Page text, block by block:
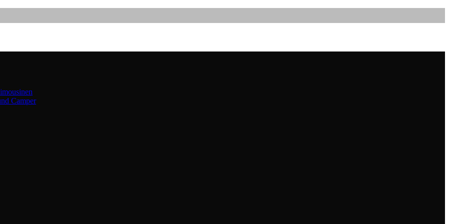
Camper